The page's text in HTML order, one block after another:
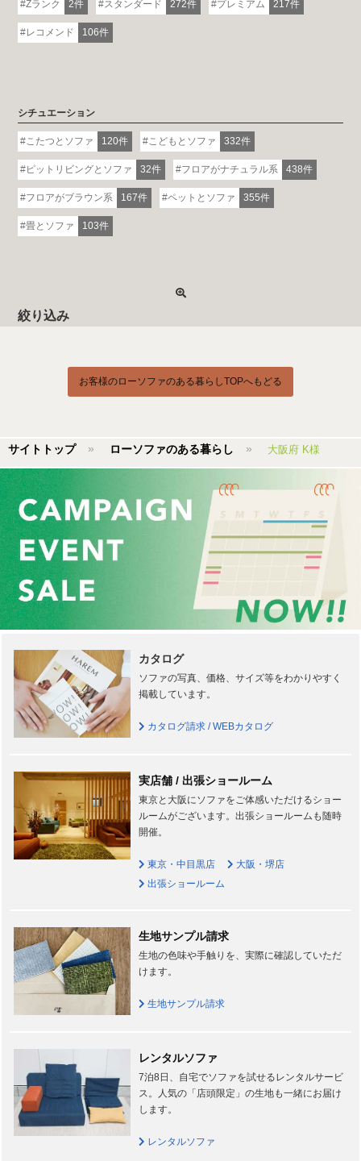
Zランク 2件 スタンダード 272件 プレミアム 217件
レコメンド 106件
シチュエーション
こたつとソファ 120件 こどもとソファ 332件
ピットリビングとソファ 32件 フロアがナチュラル系 438件
フロアがブラウン系 167件 ペットとソファ 355件
畳とソファ 103件
絞り込み
お客様のローソファのある暮らしTOPへもどる
サイトトップ ローソファのある暮らし 大阪府 K様
カタログ
ソファの写真、価格、サイズ等をわかりやすく
掲載しています。
カタログ請求 / WEBカタログ
実店舗 / 出張ショールーム
東京と大阪にソファをご体感いただけるショー
ルームがございます。出張ショールームも随時
開催。
東京・中目黒店
大阪・堺店
出張ショールーム
生地サンプル請求
生地の色味や手触りを、実際に確認していただ
けます。
生地サンプル請求
レンタルソファ
7泊8日、自宅でソファを試せるレンタルサービ
ス。人気の「店頭限定」の生地も一緒にお届け
します。
レンタルソファ